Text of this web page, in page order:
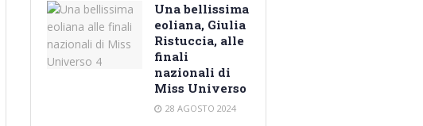
Una bellissima
eoliana, Giulia
Ristuccia, alle
finali
nazionali di
Miss Universo
28 AGOSTO 2024